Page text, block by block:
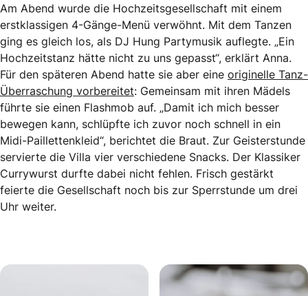
Am Abend wurde die Hochzeitsgesellschaft mit einem
erstklassigen 4-Gänge-Menü verwöhnt. Mit dem Tanzen
ging es gleich los, als DJ Hung Partymusik auflegte. „Ein
Hochzeitstanz hätte nicht zu uns gepasst“, erklärt Anna.
Für den späteren Abend hatte sie aber eine originelle Tanz-
Überraschung vorbereitet: Gemeinsam mit ihren Mädels
führte sie einen Flashmob auf. „Damit ich mich besser
bewegen kann, schlüpfte ich zuvor noch schnell in ein
Midi-Paillettenkleid“, berichtet die Braut. Zur Geisterstunde
servierte die Villa vier verschiedene Snacks. Der Klassiker
Currywurst durfte dabei nicht fehlen. Frisch gestärkt
feierte die Gesellschaft noch bis zur Sperrstunde um drei
Uhr weiter.